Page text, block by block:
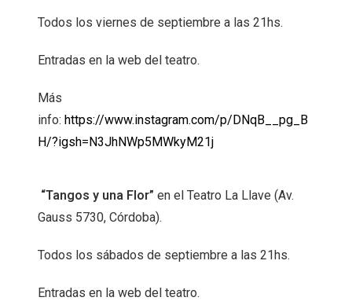
Todos los viernes de septiembre a las 21hs.
Entradas en la web del teatro.
Más
info: https://www.instagram.com/p/DNqB__pg_B
H/?igsh=N3JhNWp5MWkyM21j
“Tangos y una Flor” en el Teatro La Llave (Av.
Gauss 5730, Córdoba).
Todos los sábados de septiembre a las 21hs.
Entradas en la web del teatro.